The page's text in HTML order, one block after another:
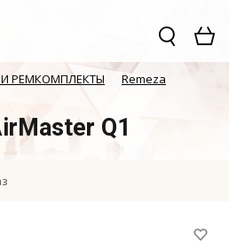
РЕМКОМПЛЕКТЫ Remeza
Q1